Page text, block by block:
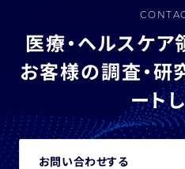
医療・ヘルスケ
お客様の調査・
ート
お問い合わせする